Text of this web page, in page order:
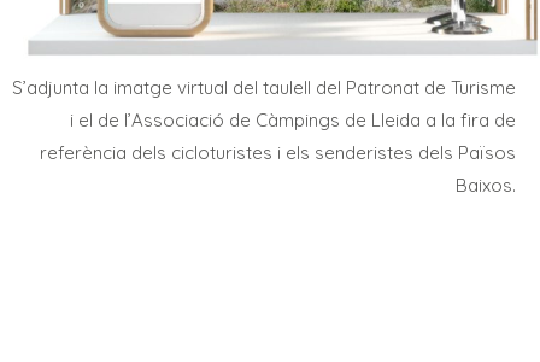
S’adjunta la imatge virtual del taulell del Patronat de Turisme
i el de l’Associació de Càmpings de Lleida a la fira de
referència dels cicloturistes i els senderistes dels Països
Baixos.